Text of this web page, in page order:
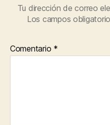
Tu dirección de correo
Los campos
Comentario *